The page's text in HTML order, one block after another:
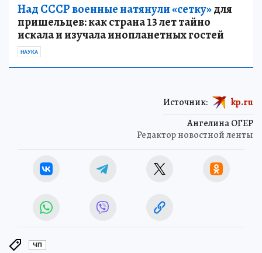
Над СССР военные натянули «сетку»для
пришельцев: как страна 13 лет тайно
искала и изучала инопланетных гостей
НАУКА
Ангелина ОГЕР
Редактор новостной ленты
Источник: kp.ru
ЧП